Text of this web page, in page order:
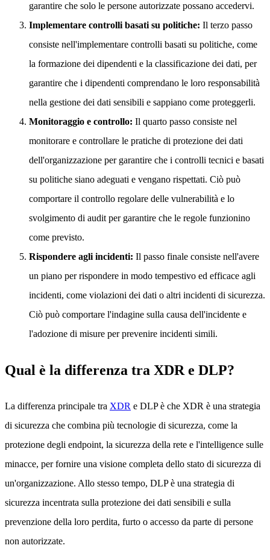
garantire che solo le persone autorizzate possano accedervi.
Implementare controlli basati su politiche: Il terzo passo
consiste nell'implementare controlli basati su politiche, come
la formazione dei dipendenti e la classificazione dei dati, per
garantire che i dipendenti comprendano le loro responsabilità
nella gestione dei dati sensibili e sappiano come proteggerli.
Monitoraggio e controllo: Il quarto passo consiste nel
monitorare e controllare le pratiche di protezione dei dati
dell'organizzazione per garantire che i controlli tecnici e basati
su politiche siano adeguati e vengano rispettati. Ciò può
comportare il controllo regolare delle vulnerabilità e lo
svolgimento di audit per garantire che le regole funzionino
come previsto.
Rispondere agli incidenti: Il passo finale consiste nell'avere
un piano per rispondere in modo tempestivo ed efficace agli
incidenti, come violazioni dei dati o altri incidenti di sicurezza.
Ciò può comportare l'indagine sulla causa dell'incidente e
l'adozione di misure per prevenire incidenti simili.
Qual è la differenza tra XDR e DLP?
La differenza principale tra XDR e DLP è che XDR è una strategia
di sicurezza che combina più tecnologie di sicurezza, come la
protezione degli endpoint, la sicurezza della rete e l'intelligence sulle
minacce, per fornire una visione completa dello stato di sicurezza di
un'organizzazione. Allo stesso tempo, DLP è una strategia di
sicurezza incentrata sulla protezione dei dati sensibili e sulla
prevenzione della loro perdita, furto o accesso da parte di persone
non autorizzate.